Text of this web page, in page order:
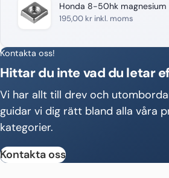
Honda 8-50hk magnesium
195,00 kr inkl. moms
Kontakta oss!
Hittar du inte vad du letar
Vi har allt till drev och
guidar vi dig rätt bland alla våra
kategorier.
Kontakta oss